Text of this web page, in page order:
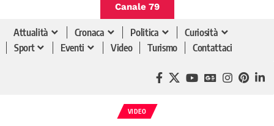
Canale 79
Attualità Cronaca Politica
Curiosità
Sport
Eventi Video Turismo Contattaci
VIDEO